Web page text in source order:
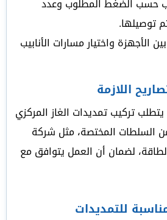
توصيلها.
الأجهزة واختيار مسارات الأنابيب
اللازمة
تركيب تمديدات الغاز المركزي
السلطات المختصة، مثل شركة
الطاقة، لضمان أن العمل يتوافق مع
للتمديدات